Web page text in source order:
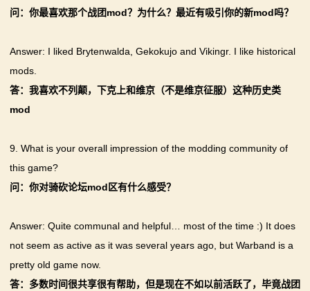
问：你最喜欢那个战团mod？为什么？最近有吸引你的新mod吗？
Answer: I liked Brytenwalda, Gekokujo and Vikingr. I like historical
mods.
答：我喜欢不列颠，下克上和维京（不是维京征服）这种历史类
mod
9. What is your overall impression of the modding community of
this game?
问：你对骑砍论坛mod区有什么感受？
Answer: Quite communal and helpful… most of the time :) It does
not seem as active as it was several years ago, but Warband is a
pretty old game now.
答：多数时间很共享很有帮助，但是现在不如以前活跃了，毕竟战团